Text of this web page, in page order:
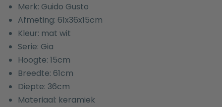
Merk: Guido Gusto
Afmeting: 61x36x15cm
Kleur: mat wit
Serie: Gia
Hoogte: 15cm
Breedte: 61cm
Diepte: 36cm
Materiaal: keramiek